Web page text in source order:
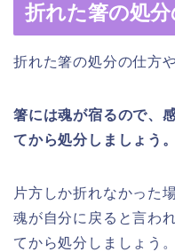
折れた箸の処
折れた箸の処分の仕方
箸には魂が宿るので、
てから処分しましょう。
片方しか折れなかった
魂が自分に戻ると言わ
てから処分しましょう。